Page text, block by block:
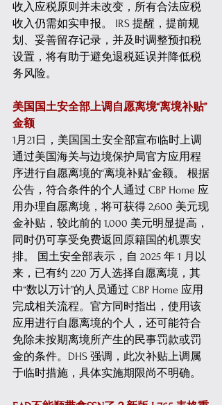
收入应税原则并未改变，所有合法应税
收入仍需如实申报。 IRS 提醒，提前规
划、妥善留存记录，并及时调整预扣税
设置，将有助于避免退税延误并降低税
务风险。
美国国土安全部上调自愿离境“离境补贴”
金额
1月21日，美国国土安全部宣布临时上调
通过美国海关与边境保护局官方应用程
序进行自愿离境的“离境补贴”金额。 根据
公告，符合条件的个人通过 CBP Home 应
用办理自愿离境，将可获得 2,600 美元现
金补贴，较此前的 1,000 美元明显提高，
同时仍可享受免费返回原籍国的机票安
排。 国土安全部表示，自 2025 年 1 月以
来，已有约 220 万人选择自愿离境，其
中“数以万计”的人员通过 CBP Home 应用
完成相关流程。官方同时指出，使用该
应用进行自愿离境的个人，还可能符合
免除未按期离境所产生的民事罚款或罚
金的条件。DHS 强调，此次补贴上调属
于临时措施，具体实施期限尚不明确。